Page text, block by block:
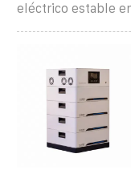
eléctrico estable